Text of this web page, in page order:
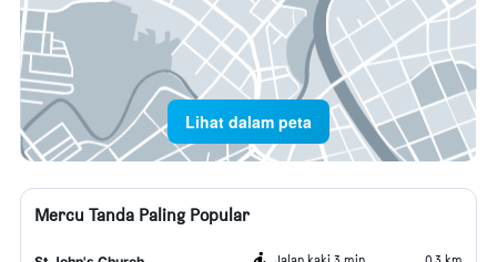
Lihat dalam peta
Mercu Tanda Paling Popular